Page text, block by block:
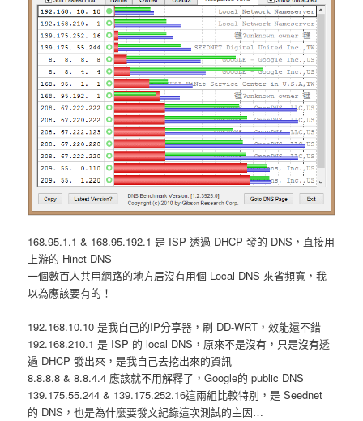
168.95.1.1 & 168.95.192.1 是 ISP 透過 DHCP 發的 DNS，直接用
上游的 Hinet DNS
一個數百人共用網路的地方居沒有用個 Local DNS 來省頻寬，我
以為應該要有的！
192.168.10.10 是我自己的IP分享器，刷 DD-WRT，效能還不錯
192.168.210.1 是 ISP 的 local DNS，原來不是沒有，只是沒有透
過 DHCP 發出來，是我自己去挖出來的資訊
8.8.8.8 & 8.8.4.4 應該就不用解釋了，Google的 public DNS
139.175.55.244 & 139.175.252.16這兩組比較特別，是 Seednet
的 DNS，也是為什麼要發文紀錄這次測試的主因…